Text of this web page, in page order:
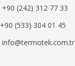
+90 (242) 312 77 33
+90 (533) 304 01 45
info@termotek.com.tr